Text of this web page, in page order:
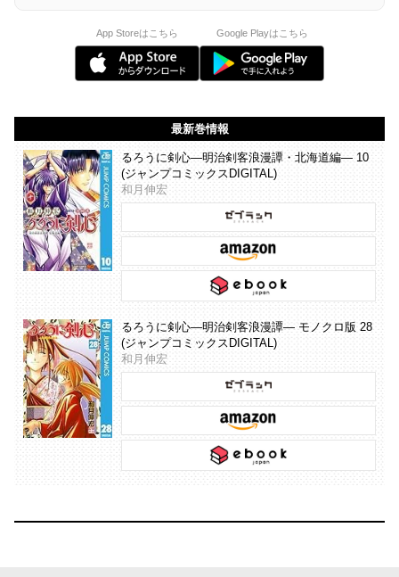
App Storeはこちら Google Playはこちら
最新巻情報
るろうに剣心―明治剣客浪漫譚・北海道編― 10
(ジャンプコミックスDIGITAL)
和月伸宏
るろうに剣心―明治剣客浪漫譚― モノクロ版 28
(ジャンプコミックスDIGITAL)
和月伸宏